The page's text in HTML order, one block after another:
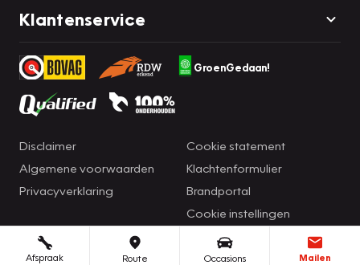
Afspraak Route Occasions Mailen
Klantenservice
GroenGedaan!
Disclaimer
Algemene voorwaarden
Privacyverklaring
Cookie statement
Klachtenformulier
Brandportal
Cookie instellingen